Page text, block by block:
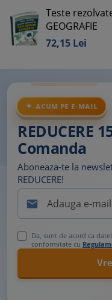
Teste
GEOGRAFIE
72,15 Lei
ACUM PE E-MAIL
REDUCERE
Comanda
Aboneaza-te la
REDUCERE!

Da, sunt de acord ca
conformitate cu